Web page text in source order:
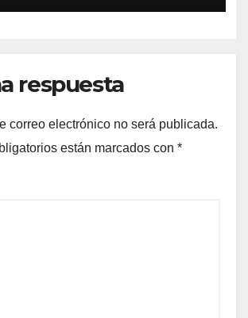
respuesta
correo electrónico no será publicada.
están marcados con *